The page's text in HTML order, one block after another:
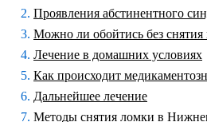
Проявления абстинентного
Можно ли обойтись без снятия
Лечение в домашних условиях
Как происходит
Дальнейшее лечение
Методы снятия ломки в